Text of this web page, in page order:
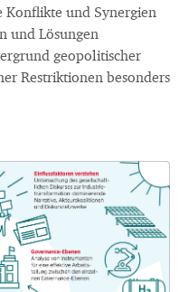
Konflikte und Synergien
und Lösungen
geopolitischer
Restriktionen besonders